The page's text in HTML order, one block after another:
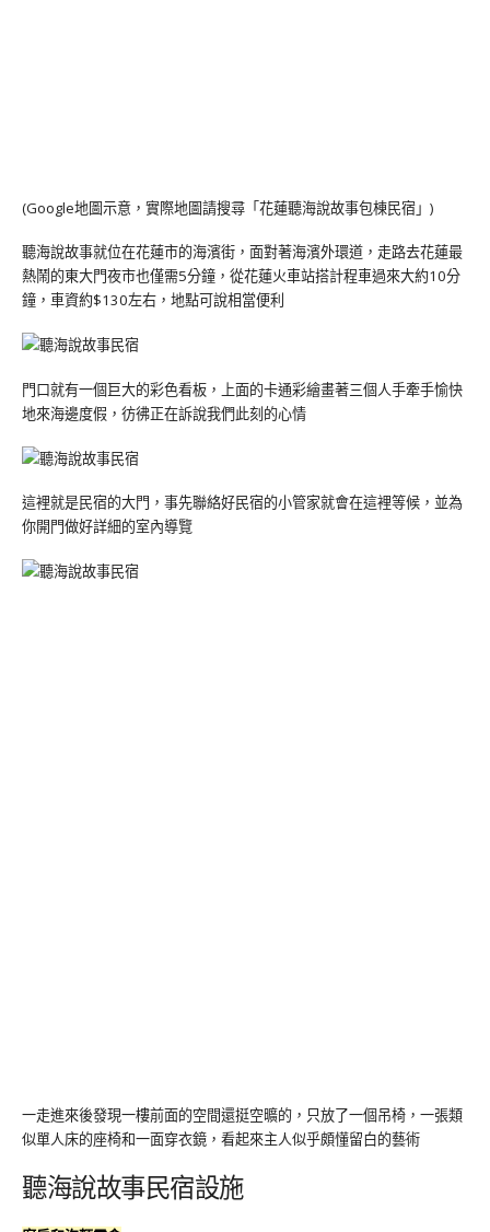
(Google地圖示意，實際地圖請搜尋「花蓮聽海說故事包棟民宿」)
聽海說故事就位在花蓮市的海濱街，面對著海濱外環道，走路去花蓮最
熱鬧的東大門夜市也僅需5分鐘，從花蓮火車站搭計程車過來大約10分
鐘，車資約$130左右，地點可說相當便利
門口就有一個巨大的彩色看板，上面的卡通彩繪畫著三個人手牽手愉快
地來海邊度假，彷彿正在訴說我們此刻的心情
這裡就是民宿的大門，事先聯絡好民宿的小管家就會在這裡等候，並為
你開門做好詳細的室內導覽
一走進來後發現一樓前面的空間還挺空曠的，只放了一個吊椅，一張類
似單人床的座椅和一面穿衣鏡，看起來主人似乎頗懂留白的藝術
聽海說故事民宿設施